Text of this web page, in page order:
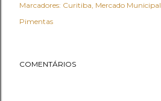
Marcadores: Curitiba Mercado Municipal
Pimentas
COMENTÁRIOS